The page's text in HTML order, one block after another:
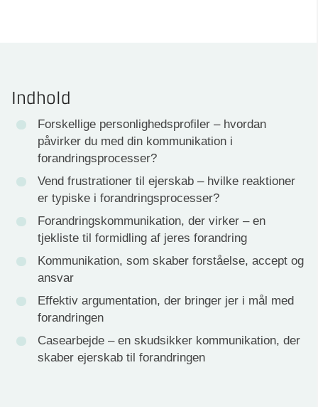
Indhold
Forskellige personlighedsprofiler – hvordan
påvirker du med din kommunikation i
forandringsprocesser?
Vend frustrationer til ejerskab – hvilke reaktioner
er typiske i forandringsprocesser?
Forandringskommunikation, der virker – en
tjekliste til formidling af jeres forandring
Kommunikation, som skaber forståelse, accept og
ansvar
Effektiv argumentation, der bringer jer i mål med
forandringen
Casearbejde – en skudsikker kommunikation, der
skaber ejerskab til forandringen